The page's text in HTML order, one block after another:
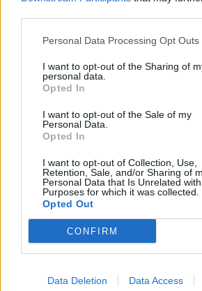
Personal Data Processing Opt Outs
I want to opt-out of the Sharing of
personal data.
Opted In
I want to opt-out of the Sale of my
Personal Data.
Opted In
I want to opt-out of Collection, Use,
Retention, Sale, and/or Sharing of
Personal Data that Is Unrelated
Purposes for which it was collected.
Opted Out
CONFIRM
Data Deletion Data Access
Dire «merci» pour cette traduction